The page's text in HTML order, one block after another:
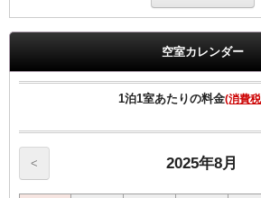
・ウェルカムドリンクとしてＲ＆Ｂオリジナル
空室カレンダー
1泊1室あたりの料金(消費
< 2025年8月